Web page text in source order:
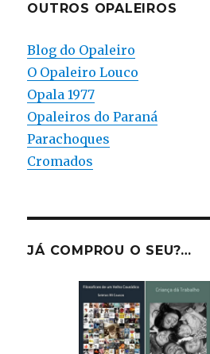
OUTROS OPALEIROS
Blog do Opaleiro
O Opaleiro Louco
Opala 1977
Opaleiros do Paraná
Parachoques
Cromados
JÁ COMPROU O SEU?…